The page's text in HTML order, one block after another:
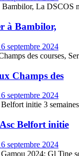
à Bambilor,
septembre 2024
Champs des
septembre 2024
Belfort initie
septembre 2024